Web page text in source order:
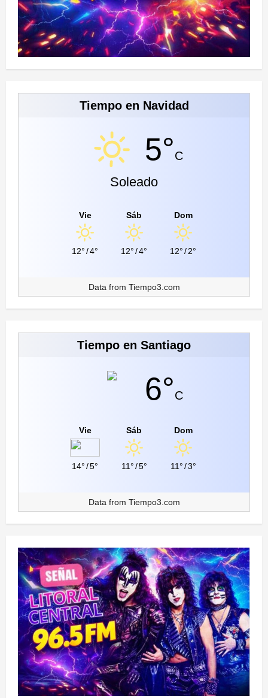
Tiempo en Navidad
5°C
Soleado
Vie
12°/4°
Sáb
12°/4°
Dom
12°/2°
Data from Tiempo3.com
Tiempo en Santiago
6°C
Vie
14°/5°
Sáb
11°/5°
Dom
11°/3°
Data from Tiempo3.com